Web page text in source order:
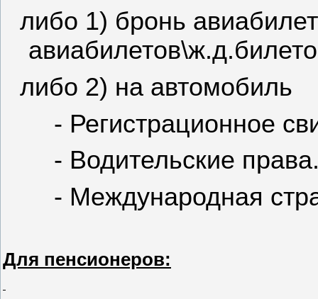
либо 1) бронь
либо 2) на автомобиль
- Регистрационное
- Водительские
- Международная
Для пенсионеров: